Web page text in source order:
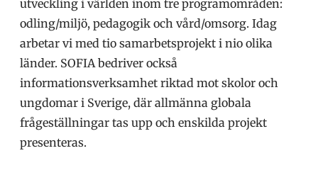
utveckling i världen inom tre programområden:
odling/miljö, pedagogik och vård/omsorg. Idag
arbetar vi med tio samarbetsprojekt i nio olika
länder. SOFIA bedriver också
informationsverksamhet riktad mot skolor och
ungdomar i Sverige, där allmänna globala
frågeställningar tas upp och enskilda projekt
presenteras.